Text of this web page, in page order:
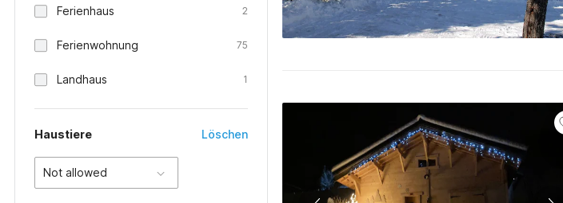
Ferienhaus 2
Ferienwohnung 75
Landhaus 1
Haustiere Löschen
Not allowed